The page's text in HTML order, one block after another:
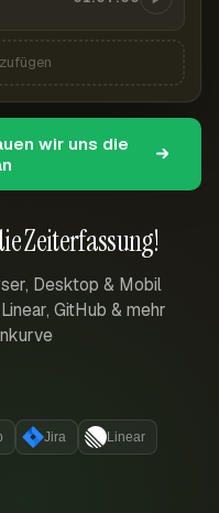
Zeiterfassung!
Desktop & Mobil
GitHub & mehr
Jira Linear
wir uns die